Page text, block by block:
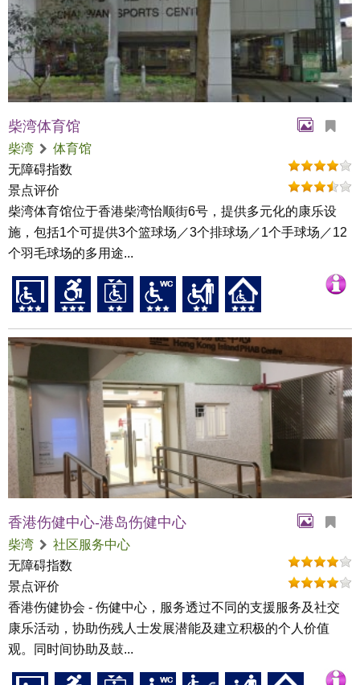
柴湾体育馆
柴湾
体育馆
无障碍指数
景点评价
柴湾体育馆位于香港柴湾怡顺街6号，提供多元化的康乐设
施，包括1个可提供3个篮球场／3个排球场／1个手球场／12
个羽毛球场的多用途...
香港伤健中心-港岛伤健中心
柴湾
社区服务中心
无障碍指数
景点评价
香港伤健协会 - 伤健中心，服务透过不同的支援服务及社交
康乐活动，协助伤残人士发展潜能及建立积极的个人价值
观。同时间协助及鼓...